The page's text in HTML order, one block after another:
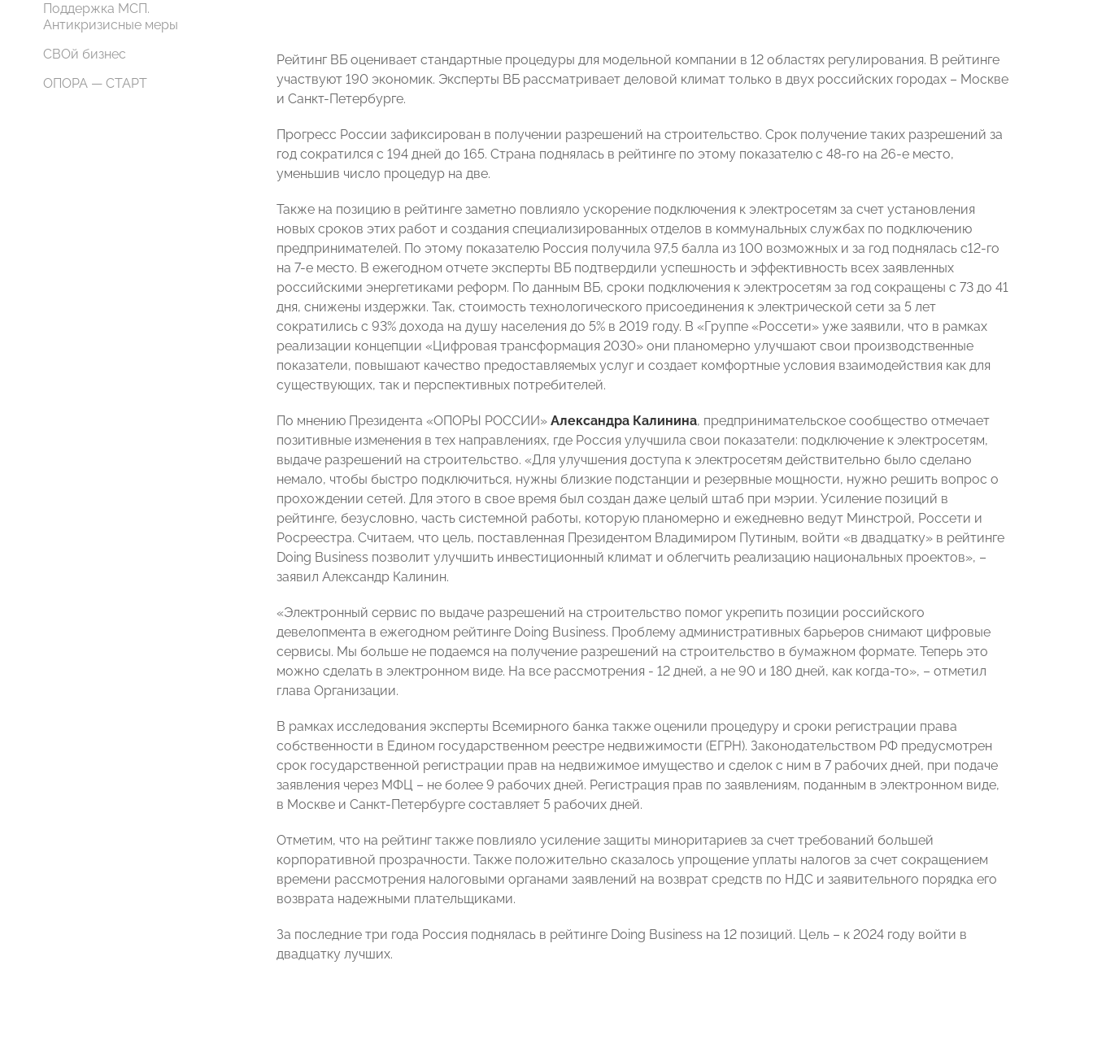
Поддержка МСП.
Антикризисные меры
СВОй бизнес
ОПОРА — СТАРТ
Рейтинг ВБ оценивает стандартные процедуры для модельной компании в 12 областях регулирования. В рейтинге
участвуют 190 экономик. Эксперты ВБ рассматривает деловой климат только в двух российских городах – Москве
и Санкт-Петербурге.
Прогресс России зафиксирован в получении разрешений на строительство. Срок получение таких разрешений за
год сократился с 194 дней до 165. Страна поднялась в рейтинге по этому показателю с 48-го на 26-е место,
уменьшив число процедур на две.
Также на позицию в рейтинге заметно повлияло ускорение подключения к электросетям за счет установления
новых сроков этих работ и создания специализированных отделов в коммунальных службах по подключению
предпринимателей. По этому показателю Россия получила 97,5 балла из 100 возможных и за год поднялась с12-го
на 7-е место. В ежегодном отчете эксперты ВБ подтвердили успешность и эффективность всех заявленных
российскими энергетиками реформ. По данным ВБ, сроки подключения к электросетям за год сокращены с 73 до 41
дня, снижены издержки. Так, стоимость технологического присоединения к электрической сети за 5 лет
сократились с 93% дохода на душу населения до 5% в 2019 году. В «Группе «Россети» уже заявили, что в рамках
реализации концепции «Цифровая трансформация 2030» они планомерно улучшают свои производственные
показатели, повышают качество предоставляемых услуг и создает комфортные условия взаимодействия как для
существующих, так и перспективных потребителей.
По мнению Президента «ОПОРЫ РОССИИ» Александра Калинина, предпринимательское сообщество отмечает
позитивные изменения в тех направлениях, где Россия улучшила свои показатели: подключение к электросетям,
выдаче разрешений на строительство. «Для улучшения доступа к электросетям действительно было сделано
немало, чтобы быстро подключиться, нужны близкие подстанции и резервные мощности, нужно решить вопрос о
прохождении сетей. Для этого в свое время был создан даже целый штаб при мэрии. Усиление позиций в
рейтинге, безусловно, часть системной работы, которую планомерно и ежедневно ведут Минстрой, Россети и
Росреестра. Считаем, что цель, поставленная Президентом Владимиром Путиным, войти «в двадцатку» в рейтинге
Doing Business позволит улучшить инвестиционный климат и облегчить реализацию национальных проектов», –
заявил Александр Калинин.
«Электронный сервис по выдаче разрешений на строительство помог укрепить позиции российского
девелопмента в ежегодном рейтинге Doing Business. Проблему административных барьеров снимают цифровые
сервисы. Мы больше не подаемся на получение разрешений на строительство в бумажном формате. Теперь это
можно сделать в электронном виде. На все рассмотрения - 12 дней, а не 90 и 180 дней, как когда-то», – отметил
глава Организации.
В рамках исследования эксперты Всемирного банка также оценили процедуру и сроки регистрации права
собственности в Едином государственном реестре недвижимости (ЕГРН). Законодательством РФ предусмотрен
срок государственной регистрации прав на недвижимое имущество и сделок с ним в 7 рабочих дней, при подаче
заявления через МФЦ – не более 9 рабочих дней. Регистрация прав по заявлениям, поданным в электронном виде,
в Москве и Санкт-Петербурге составляет 5 рабочих дней.
Отметим, что на рейтинг также повлияло усиление защиты миноритариев за счет требований большей
корпоративной прозрачности. Также положительно сказалось упрощение уплаты налогов за счет сокращением
времени рассмотрения налоговыми органами заявлений на возврат средств по НДС и заявительного порядка его
возврата надежными плательщиками.
За последние три года Россия поднялась в рейтинге Doing Business на 12 позиций. Цель – к 2024 году войти в
двадцатку лучших.